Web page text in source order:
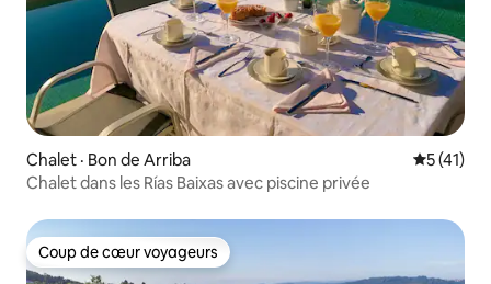
Chalet · Bon de Arriba Note
5 (41)
Chalet dans les Rías Baixas avec piscine privée
Coup de cœur voyageurs
Coup de cœur voyageurs